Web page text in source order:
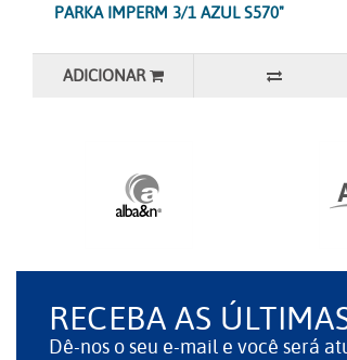
PARKA IMPERM 3/1 AZUL S570"
ADICIONAR
RECEBA AS
Dê-nos o seu e-mail e você será